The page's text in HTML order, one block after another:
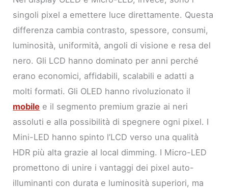
singoli pixel a emettere luce direttamente. Questa
differenza cambia contrasto, spessore, consumi,
luminosità, uniformità, angoli di visione e resa del
nero. Gli LCD hanno dominato per anni perché
erano economici, affidabili, scalabili e adatti a
molti formati. Gli OLED hanno rivoluzionato il
mobile e il segmento premium grazie ai neri
assoluti e alla possibilità di spegnere ogni pixel. I
Mini-LED hanno spinto l’LCD verso una qualità
HDR più alta grazie al local dimming. I Micro-LED
promettono di unire i vantaggi dei pixel auto-
illuminanti con durata e luminosità superiori, ma